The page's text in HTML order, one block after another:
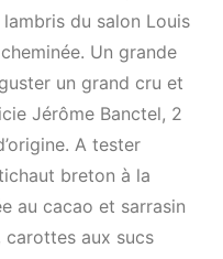
du salon Louis
Un grande
un grand cru et
Jérôme Banctel, 2
A tester
breton à la
au cacao et sarrasin
aux sucs